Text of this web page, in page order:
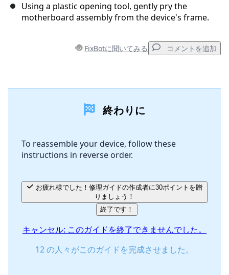
Using a plastic opening tool, gently pry the
motherboard assembly from the device's frame.
FixBotに聞いてみる コメントを追加
キャンセル
終わりに
To reassemble your device, follow these
instructions in reverse order.
りましょう！
終了です！
キャンセル: このガイドを終了できませんでした。
12 の人々がこのガイドを完成させました。